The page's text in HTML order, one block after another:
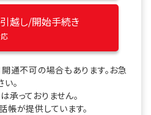
越し/開始手続き
通不可の場合もあります。お急
。
っておりません。
が提供しています。